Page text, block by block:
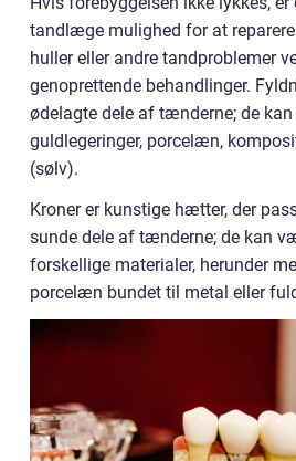
tandlæge mulighed for at
huller eller andre tandproblemer
genoprettende behandlinger.
ødelagte dele af tænderne; de
guldlegeringer, porcelæn,
(sølv).
Kroner er kunstige hætter, der
sunde dele af tænderne; de kan
forskellige materialer, herunder
porcelæn bundet til metal eller